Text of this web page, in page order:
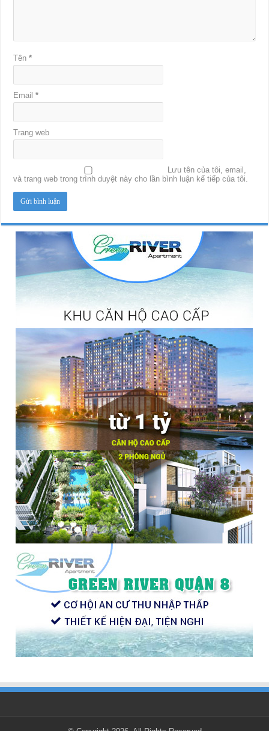
Tên*
Email*
Trang web
Lưu tên của tôi, email,
và trang web trong trình duyệt này cho lần bình luận kế tiếp của tôi.